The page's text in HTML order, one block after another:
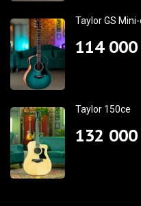
Taylor GS
114 000
Taylor 150ce
132 000